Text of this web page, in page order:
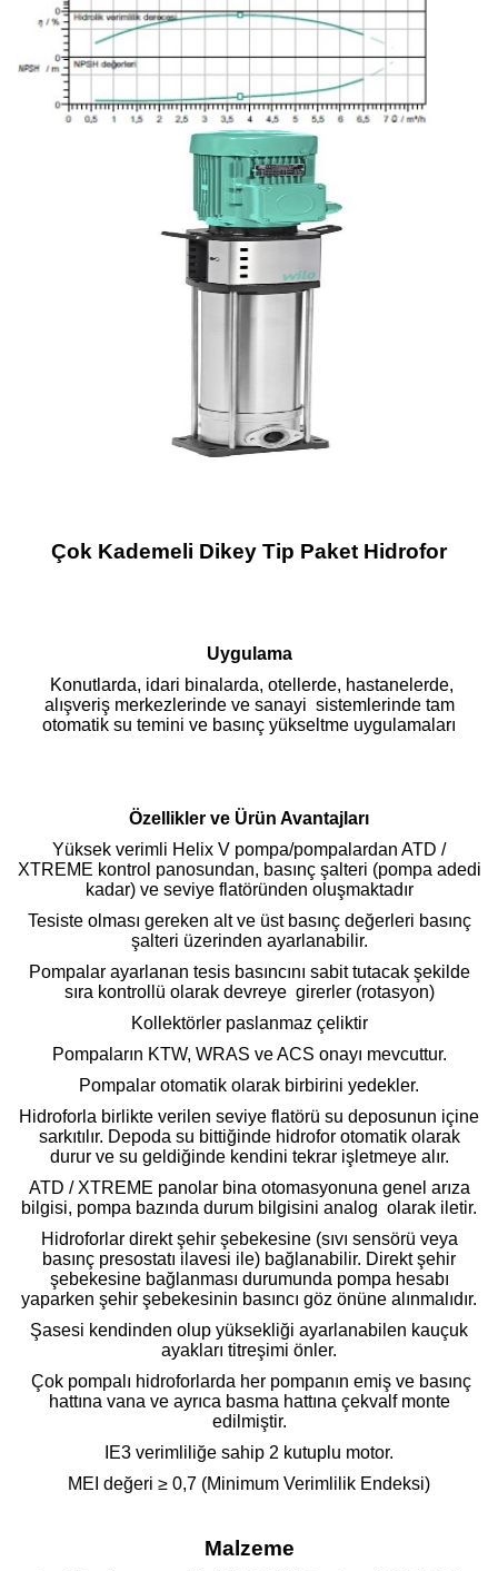
Çok Kademeli Dikey Tip Paket Hidrofor
Uygulama
Konutlarda, idari binalarda, otellerde, hastanelerde,
alışveriş merkezlerinde ve sanayi sistemlerinde tam
otomatik su temini ve basınç yükseltme uygulamaları
Özellikler ve Ürün Avantajları
Yüksek verimli Helix V pompa/pompalardan ATD /
XTREME kontrol panosundan, basınç şalteri (pompa adedi
kadar) ve seviye flatöründen oluşmaktadır
Tesiste olması gereken alt ve üst basınç değerleri basınç
şalteri üzerinden ayarlanabilir.
Pompalar ayarlanan tesis basıncını sabit tutacak şekilde
sıra kontrollü olarak devreye girerler (rotasyon)
Kollektörler paslanmaz çeliktir
Pompaların KTW, WRAS ve ACS onayı mevcuttur.
Pompalar otomatik olarak birbirini yedekler.
Hidroforla birlikte verilen seviye flatörü su deposunun içine
sarkıtılır. Depoda su bittiğinde hidrofor otomatik olarak
durur ve su geldiğinde kendini tekrar işletmeye alır.
ATD / XTREME panolar bina otomasyonuna genel arıza
bilgisi, pompa bazında durum bilgisini analog olarak iletir.
Hidroforlar direkt şehir şebekesine (sıvı sensörü veya
basınç presostatı ilavesi ile) bağlanabilir. Direkt şehir
şebekesine bağlanması durumunda pompa hesabı
yaparken şehir şebekesinin basıncı göz önüne alınmalıdır.
Şasesi kendinden olup yüksekliği ayarlanabilen kauçuk
ayakları titreşimi önler.
Çok pompalı hidroforlarda her pompanın emiş ve basınç
hattına vana ve ayrıca basma hattına çekvalf monte
edilmiştir.
IE3 verimliliğe sahip 2 kutuplu motor.
MEI değeri ≥ 0,7 (Minimum Verimlilik Endeksi)
Malzeme